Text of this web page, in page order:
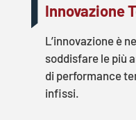
Innovazione
L’innovazione è
soddisfare le più
di performance
infissi.